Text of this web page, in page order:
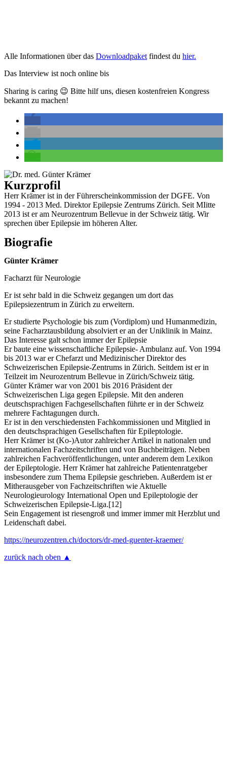
Alle Informationen über das Downloadpaket findest du hier.
Das Interview ist noch online bis
Sharing is caring 😉 Bitte hilf uns, diesen kostenfreien Kongress
bekannt zu machen!
Kurzprofil
Herr Krämer ist in der Führerscheinkommission der DGFE. Von
1994 - 2013 Med. Direktor Epilepsie Zentrums Zürich. Seit MIitte
2013 ist er am Neurozentrum Bellevue in der Schweiz tätig. Wir
sprechen über Epilepsie im höheren Alter.
Biografie
Günter Krämer
Facharzt für Neurologie
Er ist sehr bald in die Schweiz gegangen um dort das
Epilepsiezentrum in Zürich zu erweitern.
Er studierte Psychologie bis zum (Vordiplom) und Humanmedizin,
seine Facharztausbildung absolviert er an der Uniklinik in Mainz.
Das Interesse galt schon immer der Epilepsie
Er baute eine wissenschaftliche Epilepsie- Ambulanz auf. Von 1994
bis 2013 war er Chefarzt und Medizinischer Direktor des
Schweizerischen Epilepsie-Zentrums in Zürich. Seitdem ist er in
Teilzeit im Neurozentrum Bellevue in Zürich/Schweiz tätig.
Günter Krämer war von 2001 bis 2016 Präsident der
Schweizerischen Liga gegen Epilepsie. Mit den anderen
deutschsprachigen Fachgesellschaften führte er in der Schweiz
mehrere Fachtagungen durch.
Er ist in den verschiedensten Fachkommissionen und Mitglied in
den deutschsprachigen Gesellschaften für Epileptologie.
Herr Krämer ist (Ko-)Autor zahlreicher Artikel in nationalen und
internationalen Fachzeitschriften und von Buchbeiträgen. Neben
zahlreichen Fachveröffentlichungen, unter anderem dem Lexikon
der Epileptologie. Herr Krämer hat zahlreiche Patientenratgeber
insbesondere zum Thema Epilepsie geschrieben. Außerdem ist er
Mitherausgeber von Fachzeitschriften wie Aktuelle
Neurologieurology International Open und Epileptologie der
Schweizerischen Epilepsie-Liga.[12]
Sein Engagement ist riesengroß und immer immer mit Herzblut und
Leidenschaft dabei.
https://neurozentren.ch/doctors/dr-med-guenter-kraemer/
zurück nach oben ▲